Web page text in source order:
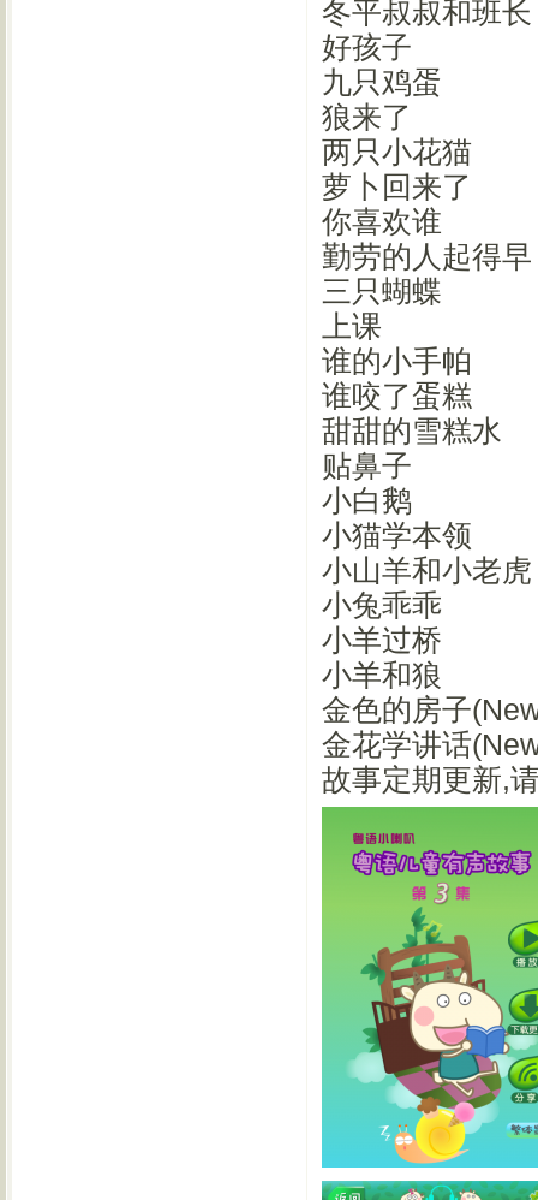
冬平叔叔和班长
好孩子
九只鸡蛋
狼来了
两只小花猫
萝卜回来了
你喜欢谁
勤劳的人起得早
三只蝴蝶
上课
谁的小手帕
谁咬了蛋糕
甜甜的雪糕水
贴鼻子
小白鹅
小猫学本领
小山羊和小老虎
小兔乖乖
小羊过桥
小羊和狼
金色的房子
金花学讲话
故事定期更新,